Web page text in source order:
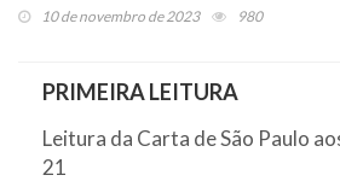
10 de novembro de 2023 980
PRIMEIRA LEITURA
Leitura da Carta de São Paulo
21